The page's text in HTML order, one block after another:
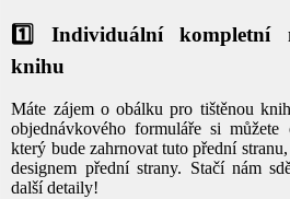
1️⃣ Individuální kompletní
knihu
Máte zájem o obálku pro tištěnou
objednávkového formuláře si můžete
který bude zahrnovat tuto přední
designem přední strany. Stačí nám
další detaily!